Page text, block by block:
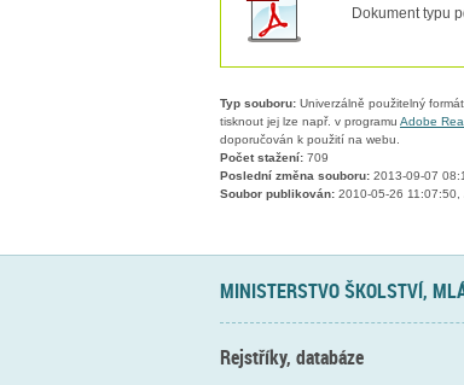
Dokument typu
Typ souboru: Univerzálně použitelný
tisknout jej lze např. v programu Adobe
doporučován k použití na webu.
Počet stažení: 709
Poslední změna souboru: 2013-09-07
Soubor publikován: 2010-05-26 11:07:50,
MINISTERSTVO ŠKOLSTVÍ,
Rejstříky, databáze